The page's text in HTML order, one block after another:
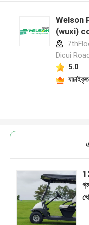
Welson
(wuxi)
Dicui
5.0